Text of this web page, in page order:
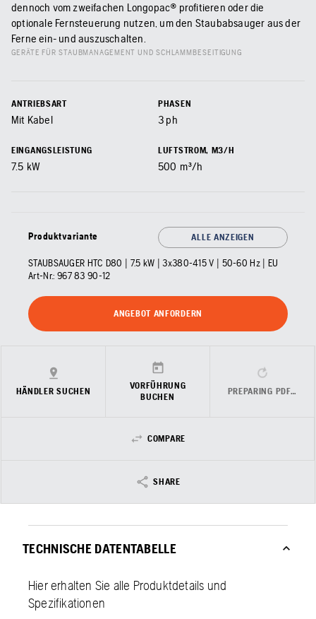
dennoch vom zweifachen Longopac® profitieren oder die
optionale Fernsteuerung nutzen, um den Staubabsauger aus der
Ferne ein- und auszuschalten.
GERÄTE FÜR STAUBMANAGEMENT UND SCHLAMMBESEITIGUNG
ANTRIEBSART
Mit Kabel
PHASEN
3 ph
EINGANGSLEISTUNG
7.5 kW
LUFTSTROM, M3/H
500 m³/h
Produktvariante ALLE ANZEIGEN
STAUBSAUGER HTC D80 | 7.5 kW | 3x380-415 V | 50-60 Hz | EU
Art-Nr.: 967 83 90‑12
ANGEBOT ANFORDERN
HÄNDLER SUCHEN
VORFÜHRUNG
BUCHEN
PREPARING PDF…
COMPARE
SHARE
TECHNISCHE DATENTABELLE
Hier erhalten Sie alle Produktdetails und
Spezifikationen